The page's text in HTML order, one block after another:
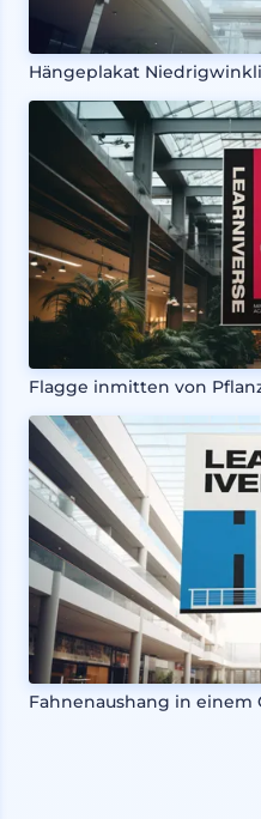
Hängeplakat
Flagge inmitten von
Fahnenaushang in einem